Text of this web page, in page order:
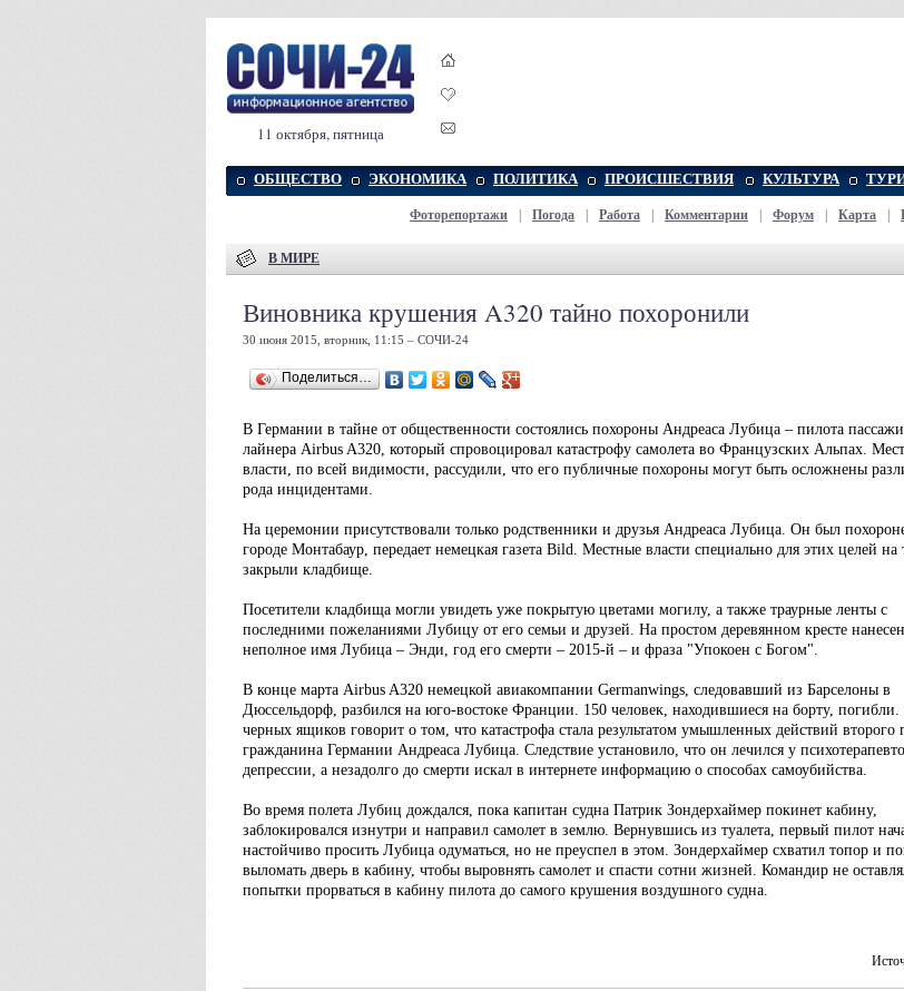
11 октября, пятница
ОБЩЕСТВО ЭКОНОМИКА ПОЛИТИКА ПРОИСШЕСТВИЯ КУЛЬТУРА
Фоторепортажи Погода Работа Комментарии Форум Карта
В МИРЕ
Виновника крушения A320 тайно похоронили
30 июня 2015, вторник, 11:15 – СОЧИ-24
Поделиться…
В Германии в тайне от общественности состоялись похороны Андреаса Лубица – пилота
лайнера Airbus A320, который спровоцировал катастрофу самолета во Французских Альпах.
власти, по всей видимости, рассудили, что его публичные похороны могут быть осложнены
рода инцидентами.
На церемонии присутствовали только родственники и друзья Андреаса Лубица. Он был
городе Монтабаур, передает немецкая газета Bild. Местные власти специально для этих целей на
закрыли кладбище.
Посетители кладбища могли увидеть уже покрытую цветами могилу, а также траурные ленты с
последними пожеланиями Лубицу от его семьи и друзей. На простом деревянном кресте
неполное имя Лубица – Энди, год его смерти – 2015-й – и фраза "Упокоен с Богом".
В конце марта Airbus A320 немецкой авиакомпании Germanwings, следовавший из Барселоны в
Дюссельдорф, разбился на юго-востоке Франции. 150 человек, находившиеся на борту, погибли.
черных ящиков говорит о том, что катастрофа стала результатом умышленных действий второго
гражданина Германии Андреаса Лубица. Следствие установило, что он лечился у
депрессии, а незадолго до смерти искал в интернете информацию о способах самоубийства.
Во время полета Лубиц дождался, пока капитан судна Патрик Зондерхаймер покинет кабину,
заблокировался изнутри и направил самолет в землю. Вернувшись из туалета, первый пилот
настойчиво просить Лубица одуматься, но не преуспел в этом. Зондерхаймер схватил топор и
выломать дверь в кабину, чтобы выровнять самолет и спасти сотни жизней. Командир не
попытки прорваться в кабину пилота до самого крушения воздушного судна.